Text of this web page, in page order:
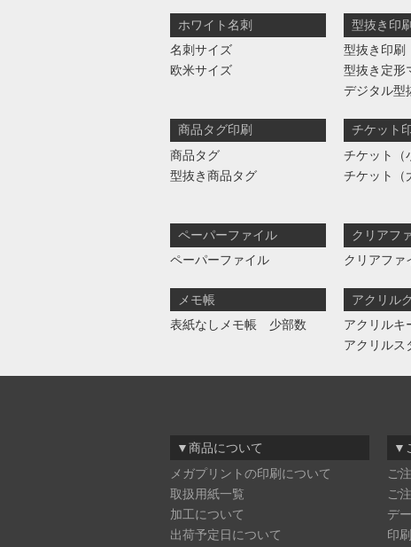
ホワイト名刺
名刺サイズ
欧米サイズ
型抜き印刷
型抜き印刷
型抜き定形
デジタル型
商品タグ印刷
商品タグ
型抜き商品タグ
チケット
チケット（
チケット（
ペーパーファイル
ペーパーファイル
クリアフ
クリアファ
メモ帳
表紙なしメモ帳 少部数
アクリル
アクリルキ
アクリルス
▼商品について
メガプリントの印刷について
取扱用紙一覧
加工について
出荷予定日について
▼
ご
ご
デ
印